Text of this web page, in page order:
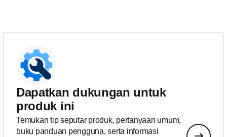
Dapatkan dukungan untuk
produk ini
Temukan tip seputar produk, pertanyaan umum,
buku panduan pengguna, serta informasi